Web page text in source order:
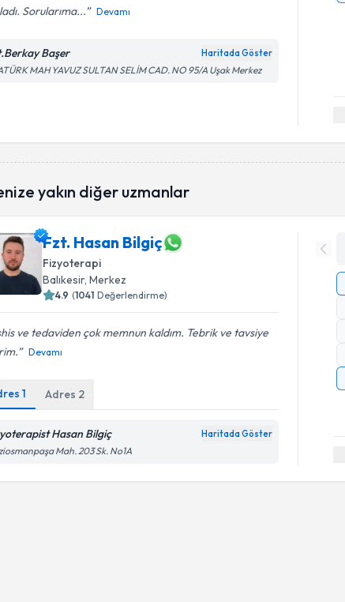
Sorularıma...
Devamı
Başer Haritada Göster
MAH YAVUZ SULTAN SELİM CAD. NO 95/A Uşak Merkez
yakın diğer uzmanlar
Fzt. Hasan Bilgiç
Fizyoterapi
Balıkesir, Merkez
4.9 (1041 Değerlendirme)
ve tedaviden çok memnun kaldım. Tebrik ve tavsiye
Devamı
1 Adres 2
Hasan Bilgiç Haritada Göster
Mah. 203 Sk. No1A